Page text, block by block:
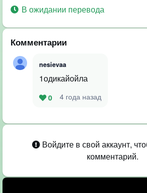
В ожидании перевода
Комментарии
nesievaa
1одикайойла
0 4 года назад
Войдите в свой аккаунт,
комментарий.